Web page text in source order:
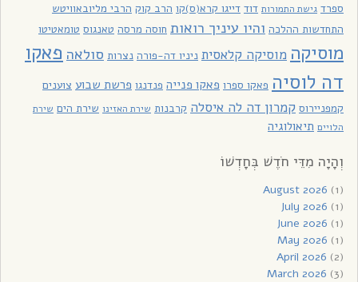
ספרד גישת התמורות דוד דייגו קרא(ס)קו הרב קוק הרבי מליובאוויטש
התחדשות ההלכה והיו עיניך רואות חוסה מרסה טאנגוס טומאטיטו
מוסיקה מוסיקה קלאסית ניניו דה-פורה נצרות סולאה פאקו
דה לוסיה פאקו ספרו פאקו פנייה פנדנגו פרשת שבוע צוענים
קמפניירוס קמרון דה לה איסלה קרבנות שירת האזינו שירת הים שירת
הלויים תיאולוגיה
וְהָיָה מִדֵּי חֹדֶשׁ בְּחָדְשׁוֹ
August 2026 (1)
July 2026 (1)
June 2026 (1)
May 2026 (1)
April 2026 (2)
March 2026 (3)